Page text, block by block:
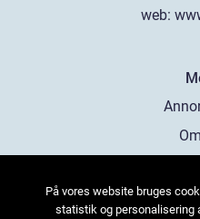
web:
På vores website bruges
statistik og personalisering